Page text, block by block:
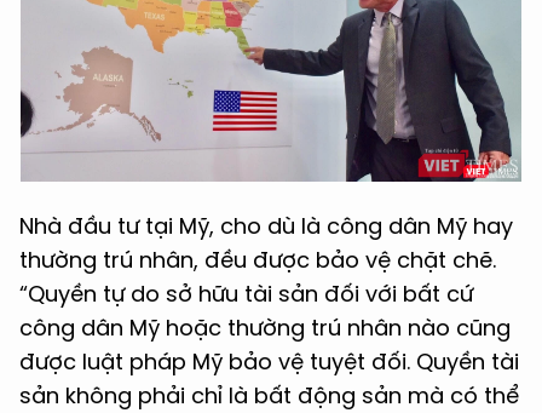
Nhà đầu tư tại Mỹ, cho dù là công dân Mỹ hay
thường trú nhân, đều được bảo vệ chặt chẽ.
“Quyền tự do sở hữu tài sản đối với bất cứ
công dân Mỹ hoặc thường trú nhân nào cũng
được luật pháp Mỹ bảo vệ tuyệt đối. Quyền tài
sản không phải chỉ là bất động sản mà có thể